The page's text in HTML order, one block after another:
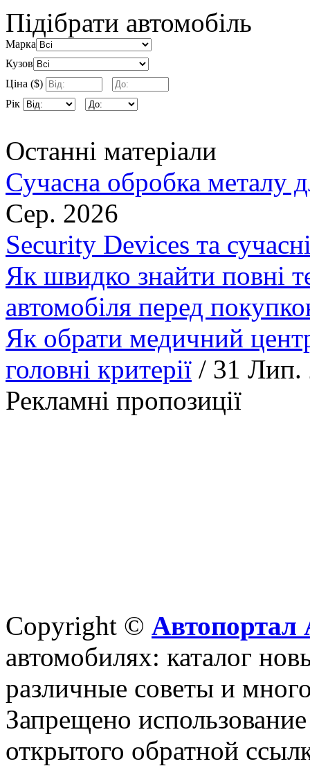
Підібрати автомобіль
Марка
Кузов
Ціна ($)
Рік
Останні матеріали
Сучасна обробка металу
Сер. 2026
Security Devices та
Як швидко знайти повні
автомобіля перед
Як обрати медичний
головні критерії / 31 Лип.
Рекламні пропозиції
Copyright © Автопортал
автомобилях: каталог
различные советы и
Запрещено
открытого обратной